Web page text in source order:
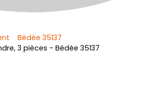
Bédée 35137
3 pièces - Bédée 35137